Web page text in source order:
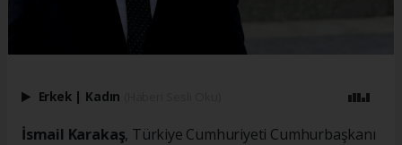
Erkek | Kadın
İsmail Karakaş, Türkiye Cumhuriyeti Cumhurbaşkanı